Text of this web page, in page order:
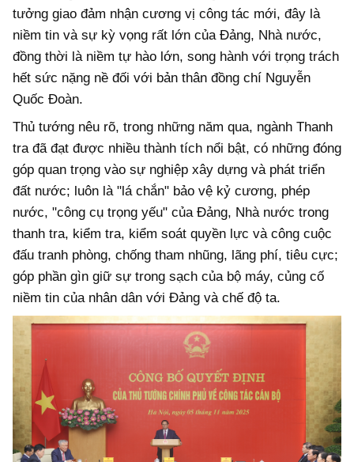
tưởng giao đảm nhận cương vị công tác mới, đây là
niềm tin và sự kỳ vọng rất lớn của Đảng, Nhà nước,
đồng thời là niềm tự hào lớn, song hành với trọng trách
hết sức nặng nề đối với bản thân đồng chí Nguyễn
Quốc Đoàn.
Thủ tướng nêu rõ, trong những năm qua, ngành Thanh
tra đã đạt được nhiều thành tích nổi bật, có những đóng
góp quan trọng vào sự nghiệp xây dựng và phát triển
đất nước; luôn là "lá chắn" bảo vệ kỷ cương, phép
nước, "công cụ trọng yếu" của Đảng, Nhà nước trong
thanh tra, kiểm tra, kiểm soát quyền lực và công cuộc
đấu tranh phòng, chống tham nhũng, lãng phí, tiêu cực;
góp phần gìn giữ sự trong sạch của bộ máy, củng cố
niềm tin của nhân dân với Đảng và chế độ ta.